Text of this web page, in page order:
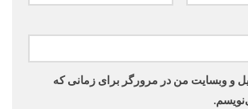
و وبسایت من در مرورگر برای زمانی که